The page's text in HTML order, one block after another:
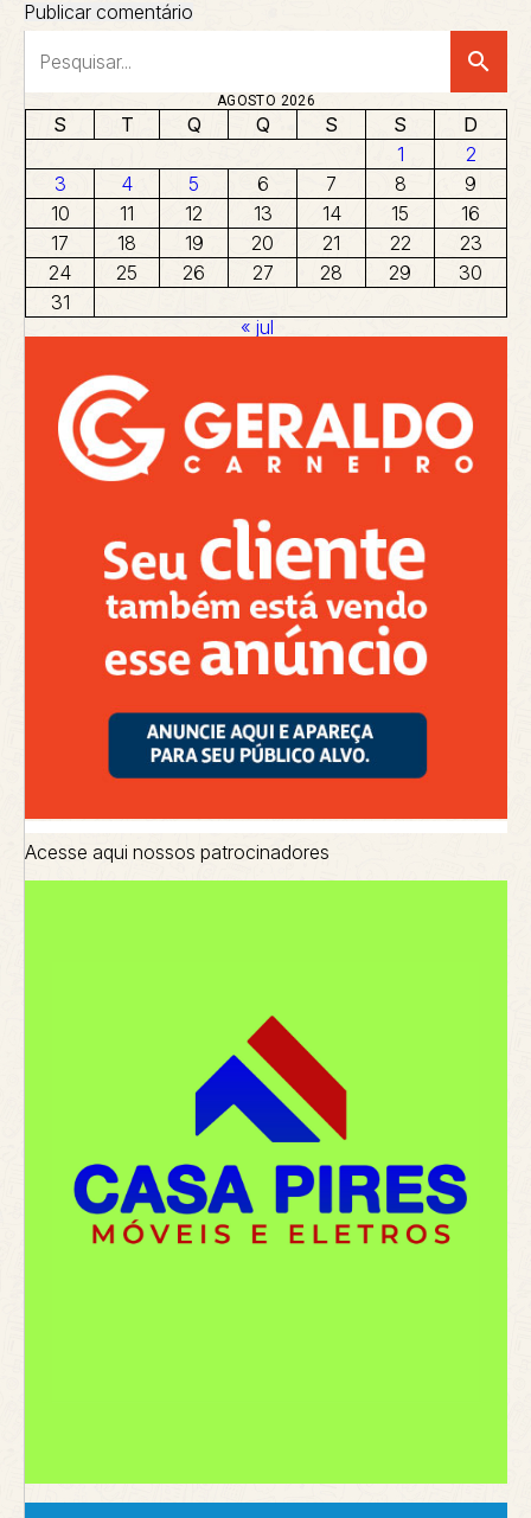
search
AGOSTO 2026
S T Q Q S S
D
1
2
3
4 5 6 7 8
9
10
11 12 13 14 15
16
17
18 19 20 21 22
23
24
25 26 27 28 29
30
31
« jul
Acesse aqui nossos patrocinadores